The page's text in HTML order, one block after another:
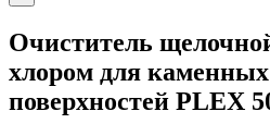
Очиститель
хлором для
поверхностей PLEX